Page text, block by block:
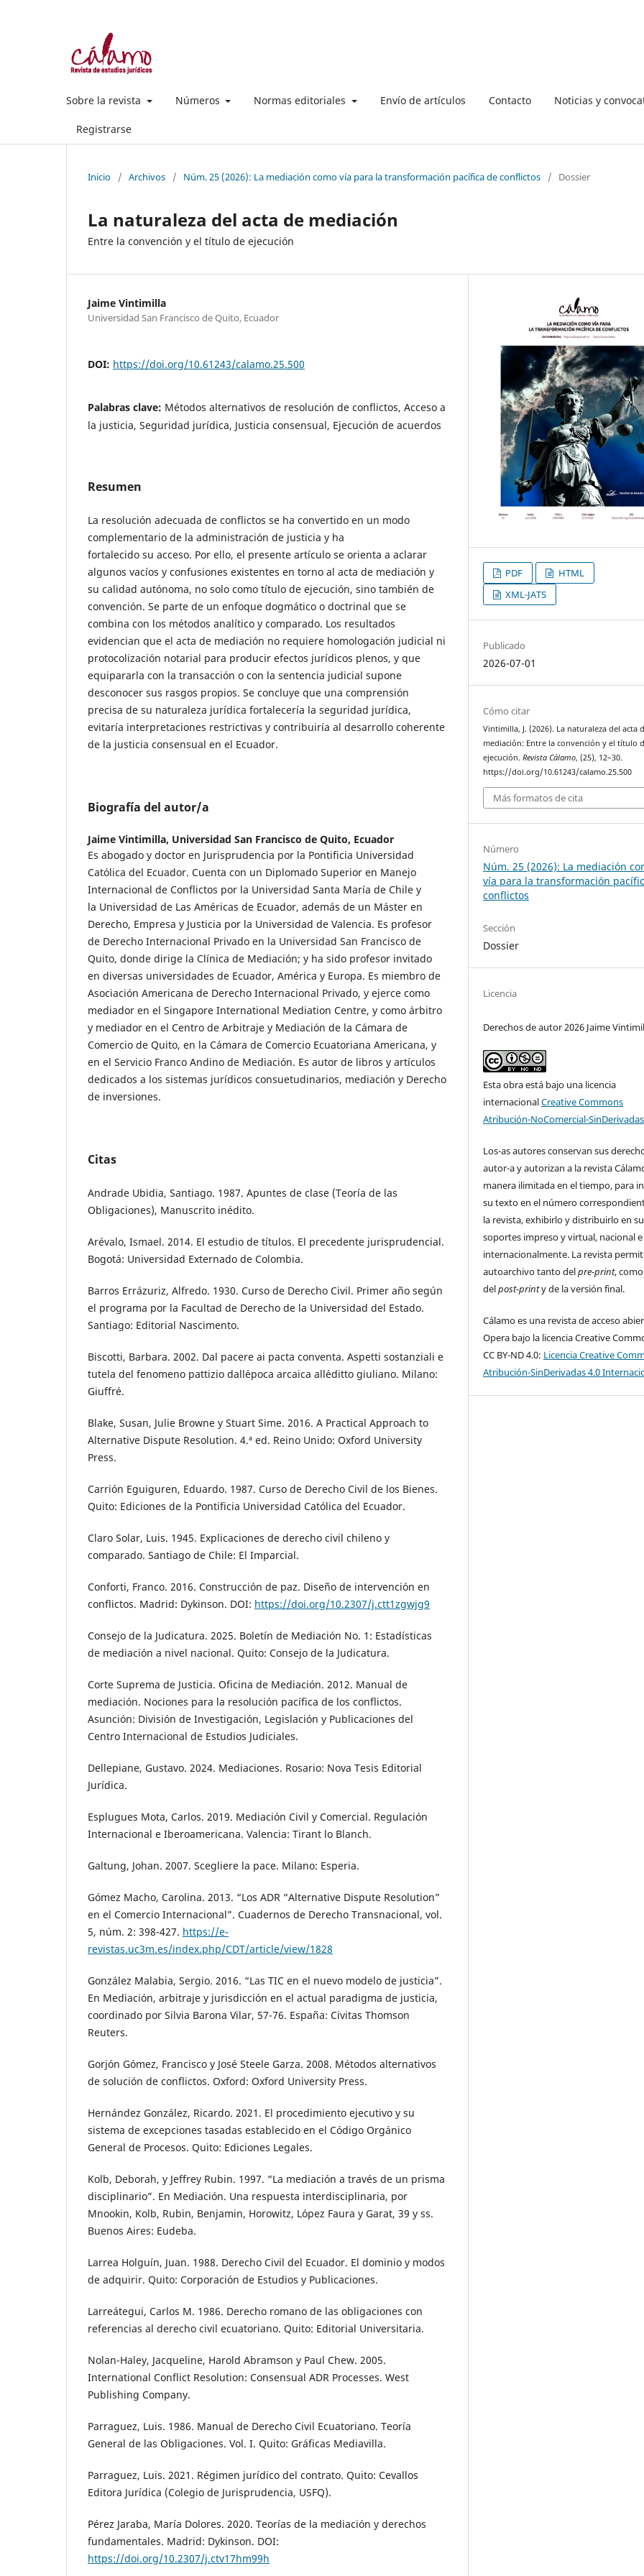
Sobre la revista Números Normas editoriales Envío de artículos Contacto Noticias y
Registrarse
Inicio / Archivos / Núm. 25 (2026): La mediación como vía para la transformación pacífica de conflictos / Dossier
La naturaleza del acta de mediación
Entre la convención y el título de ejecución
Jaime Vintimilla
Universidad San Francisco de Quito, Ecuador
DOI: https://doi.org/10.61243/calamo.25.500
Palabras clave: Métodos alternativos de resolución de conflictos, Acceso a
la justicia, Seguridad jurídica, Justicia consensual, Ejecución de acuerdos
Resumen
La resolución adecuada de conflictos se ha convertido en un modo
complementario de la administración de justicia y ha
fortalecido su acceso. Por ello, el presente artículo se orienta a aclarar
algunos vacíos y confusiones existentes en torno al acta de mediación y
su calidad autónoma, no solo como título de ejecución, sino también de
convención. Se parte de un enfoque dogmático o doctrinal que se
combina con los métodos analítico y comparado. Los resultados
evidencian que el acta de mediación no requiere homologación judicial ni
protocolización notarial para producir efectos jurídicos plenos, y que
equipararla con la transacción o con la sentencia judicial supone
desconocer sus rasgos propios. Se concluye que una comprensión
precisa de su naturaleza jurídica fortalecería la seguridad jurídica,
evitaría interpretaciones restrictivas y contribuiría al desarrollo coherente
de la justicia consensual en el Ecuador.
Biografía del autor/a
Jaime Vintimilla, Universidad San Francisco de Quito, Ecuador
Es abogado y doctor en Jurisprudencia por la Pontificia Universidad
Católica del Ecuador. Cuenta con un Diplomado Superior en Manejo
Internacional de Conflictos por la Universidad Santa María de Chile y
la Universidad de Las Américas de Ecuador, además de un Máster en
Derecho, Empresa y Justicia por la Universidad de Valencia. Es profesor
de Derecho Internacional Privado en la Universidad San Francisco de
Quito, donde dirige la Clínica de Mediación; y ha sido profesor invitado
en diversas universidades de Ecuador, América y Europa. Es miembro de
Asociación Americana de Derecho Internacional Privado, y ejerce como
mediador en el Singapore International Mediation Centre, y como árbitro
y mediador en el Centro de Arbitraje y Mediación de la Cámara de
Comercio de Quito, en la Cámara de Comercio Ecuatoriana Americana, y
en el Servicio Franco Andino de Mediación. Es autor de libros y artículos
dedicados a los sistemas jurídicos consuetudinarios, mediación y Derecho
de inversiones.
Citas
Andrade Ubidia, Santiago. 1987. Apuntes de clase (Teoría de las
Obligaciones), Manuscrito inédito.
Arévalo, Ismael. 2014. El estudio de títulos. El precedente jurisprudencial.
Bogotá: Universidad Externado de Colombia.
Barros Errázuriz, Alfredo. 1930. Curso de Derecho Civil. Primer año según
el programa por la Facultad de Derecho de la Universidad del Estado.
Santiago: Editorial Nascimento.
Biscotti, Barbara. 2002. Dal pacere ai pacta conventa. Aspetti sostanziali e
tutela del fenomeno pattizio dall´epoca arcaica all´editto giuliano. Milano:
Giuffré.
Blake, Susan, Julie Browne y Stuart Sime. 2016. A Practical Approach to
Alternative Dispute Resolution. 4.ª ed. Reino Unido: Oxford University
Press.
Carrión Eguiguren, Eduardo. 1987. Curso de Derecho Civil de los Bienes.
Quito: Ediciones de la Pontificia Universidad Católica del Ecuador.
Claro Solar, Luis. 1945. Explicaciones de derecho civil chileno y
comparado. Santiago de Chile: El Imparcial.
Conforti, Franco. 2016. Construcción de paz. Diseño de intervención en
conflictos. Madrid: Dykinson. DOI: https://doi.org/10.2307/j.ctt1zgwjg9
Consejo de la Judicatura. 2025. Boletín de Mediación No. 1: Estadísticas
de mediación a nivel nacional. Quito: Consejo de la Judicatura.
Corte Suprema de Justicia. Oficina de Mediación. 2012. Manual de
mediación. Nociones para la resolución pacífica de los conflictos.
Asunción: División de Investigación, Legislación y Publicaciones del
Centro Internacional de Estudios Judiciales.
Dellepiane, Gustavo. 2024. Mediaciones. Rosario: Nova Tesis Editorial
Jurídica.
Esplugues Mota, Carlos. 2019. Mediación Civil y Comercial. Regulación
Internacional e Iberoamericana. Valencia: Tirant lo Blanch.
Galtung, Johan. 2007. Scegliere la pace. Milano: Esperia.
Gómez Macho, Carolina. 2013. “Los ADR “Alternative Dispute Resolution”
en el Comercio Internacional”. Cuadernos de Derecho Transnacional, vol.
5, núm. 2: 398-427. https://e-
revistas.uc3m.es/index.php/CDT/article/view/1828
González Malabia, Sergio. 2016. “Las TIC en el nuevo modelo de justicia”.
En Mediación, arbitraje y jurisdicción en el actual paradigma de justicia,
coordinado por Silvia Barona Vilar, 57-76. España: Civitas Thomson
Reuters.
Gorjón Gómez, Francisco y José Steele Garza. 2008. Métodos alternativos
de solución de conflictos. Oxford: Oxford University Press.
Hernández González, Ricardo. 2021. El procedimiento ejecutivo y su
sistema de excepciones tasadas establecido en el Código Orgánico
General de Procesos. Quito: Ediciones Legales.
Kolb, Deborah, y Jeffrey Rubin. 1997. “La mediación a través de un prisma
disciplinario”. En Mediación. Una respuesta interdisciplinaria, por
Mnookin, Kolb, Rubin, Benjamin, Horowitz, López Faura y Garat, 39 y ss.
Buenos Aires: Eudeba.
Larrea Holguín, Juan. 1988. Derecho Civil del Ecuador. El dominio y modos
de adquirir. Quito: Corporación de Estudios y Publicaciones.
Larreátegui, Carlos M. 1986. Derecho romano de las obligaciones con
referencias al derecho civil ecuatoriano. Quito: Editorial Universitaria.
Nolan-Haley, Jacqueline, Harold Abramson y Paul Chew. 2005.
International Conflict Resolution: Consensual ADR Processes. West
Publishing Company.
Parraguez, Luis. 1986. Manual de Derecho Civil Ecuatoriano. Teoría
General de las Obligaciones. Vol. I. Quito: Gráficas Mediavilla.
Parraguez, Luis. 2021. Régimen jurídico del contrato. Quito: Cevallos
Editora Jurídica (Colegio de Jurisprudencia, USFQ).
Pérez Jaraba, María Dolores. 2020. Teorías de la mediación y derechos
fundamentales. Madrid: Dykinson. DOI:
https://doi.org/10.2307/j.ctv17hm99h
PDF
HTML
XML-JATS
Publicado
2026-07-01
Cómo citar
Vintimilla, J. (2026). La naturaleza del acta
mediación: Entre la convención y el título
ejecución.Revista Cálamo, (25), 12–30.
https://doi.org/10.61243/calamo.25.500
Más formatos de cita
Número
Núm. 25 (2026): La mediación
vía para la transformación
conflictos
Sección
Dossier
Licencia
Derechos de autor 2026 Jaime
Esta obra está bajo una licencia
internacionalCreative Commons
Atribución-NoComercial-
Los-as autores conservan sus
autor-a y autorizan a la revista
manera ilimitada en el tiempo, para
su texto en el número
la revista, exhibirlo y distribuirlo en
soportes impreso y virtual, nacional e
internacionalmente. La revista
autoarchivo tanto delpre-print, como
delpost-printy de la versión final.
Cálamo es una revista de acceso
Opera bajo la licencia Creative
CC BY-ND 4.0: Licencia Creative
Atribución-SinDerivadas 4.0